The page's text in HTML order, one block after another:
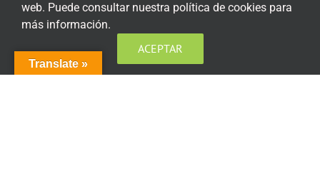
Condiciones generales de contratación
Acceso plataforma de teleformación
Translate »
web. Puede consultar nuestra política de cookies para
más información.
ACEPTAR